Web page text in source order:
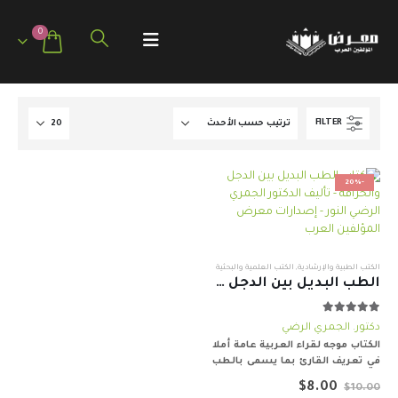
0
FILTER
-20%
الكتب الطبية والإرشادية, الكتب العلمية والبحثية
الطب البديل بين الدجل والخرافة
out of 5
دكتور. الجمري الرضي
الكتاب موجه لقراء العربية عامة أملا
في تعريف القارئ بما يسمى بالطب
البديل بعيدا عن الادعاءات و الدعايات
التي تحيط به من كل جانب في وسائل
$10.00
السعر
$8.00 السعر